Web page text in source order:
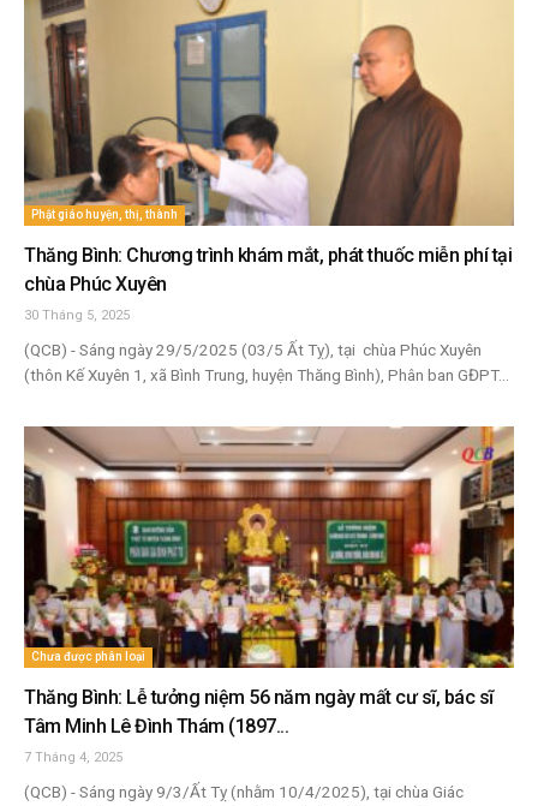
Phật giáo huyện, thị, thành
Thăng Bình: Chương trình khám mắt, phát thuốc miễn phí tại
chùa Phúc Xuyên
30 Tháng 5, 2025
(QCB) - Sáng ngày 29/5/2025 (03/5 Ất Tỵ), tại chùa Phúc Xuyên
(thôn Kế Xuyên 1, xã Bình Trung, huyện Thăng Bình), Phân ban GĐPT...
Chưa được phân loại
Thăng Bình: Lễ tưởng niệm 56 năm ngày mất cư sĩ, bác sĩ
Tâm Minh Lê Đình Thám (1897...
7 Tháng 4, 2025
(QCB) - Sáng ngày 9/3/Ất Tỵ (nhằm 10/4/2025), tại chùa Giác